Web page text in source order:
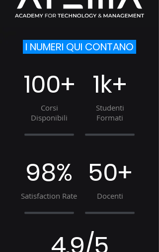
I NUMERI QUI CONTANO
100+
Corsi
Disponibili
1k+
Studenti
Formati
98%
Satisfaction Rate
50+
Docenti